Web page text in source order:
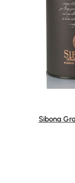
Durchschnittliche
Sibona